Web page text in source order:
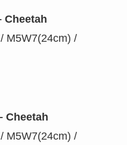
M5W7(24cm) /
Cheetah
M5W7(24cm) /